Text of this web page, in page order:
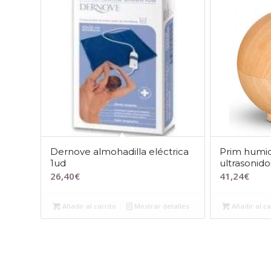
Dernove almohadilla eléctrica
1ud
26,40€
Añadir al carrito Mostrar detalles
Prim
41,24€
Añadir al